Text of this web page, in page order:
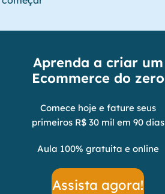
Aprenda a criar um
Ecommerce do zero
Comece hoje e fature seus
primeiros R$ 30 mil em 90 dias
Aula 100% gratuita e online
Assista agora!